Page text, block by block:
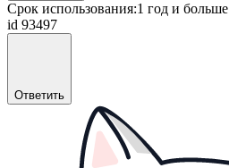
Срок использования:1 год и больше
id 93497
Ответить